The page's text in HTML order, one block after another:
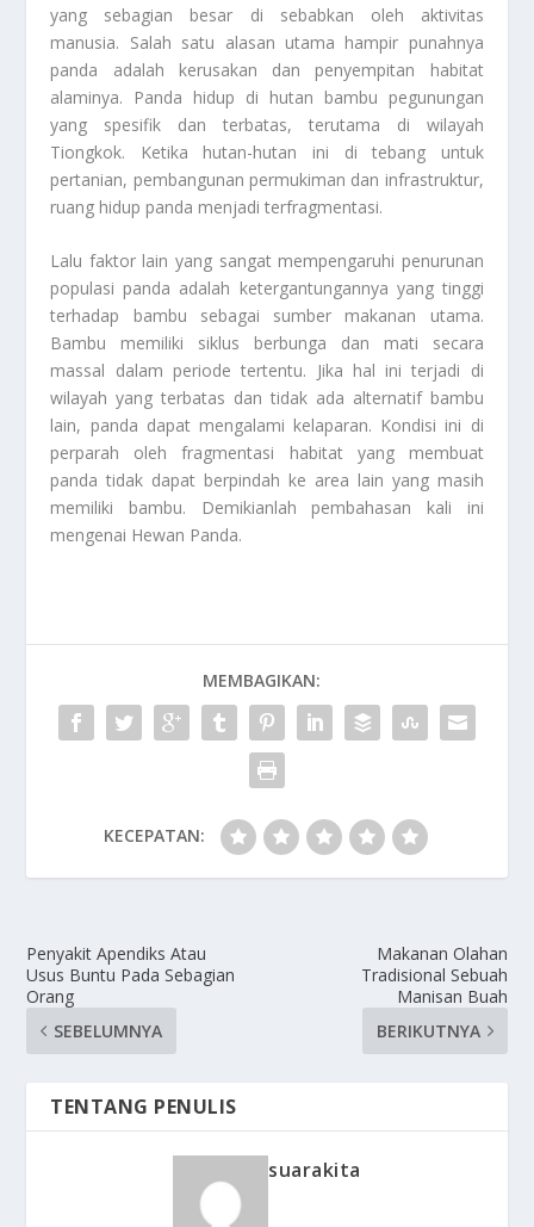
yang sebagian besar di sebabkan oleh aktivitas
manusia. Salah satu alasan utama hampir punahnya
panda adalah kerusakan dan penyempitan habitat
alaminya. Panda hidup di hutan bambu pegunungan
yang spesifik dan terbatas, terutama di wilayah
Tiongkok. Ketika hutan-hutan ini di tebang untuk
pertanian, pembangunan permukiman dan infrastruktur,
ruang hidup panda menjadi terfragmentasi.
Lalu faktor lain yang sangat mempengaruhi penurunan
populasi panda adalah ketergantungannya yang tinggi
terhadap bambu sebagai sumber makanan utama.
Bambu memiliki siklus berbunga dan mati secara
massal dalam periode tertentu. Jika hal ini terjadi di
wilayah yang terbatas dan tidak ada alternatif bambu
lain, panda dapat mengalami kelaparan. Kondisi ini di
perparah oleh fragmentasi habitat yang membuat
panda tidak dapat berpindah ke area lain yang masih
memiliki bambu. Demikianlah pembahasan kali ini
mengenai Hewan Panda.
MEMBAGIKAN:
KECEPATAN:
Penyakit Apendiks Atau
Usus Buntu Pada Sebagian
Orang
SEBELUMNYA
Makanan Olahan
Tradisional Sebuah
Manisan Buah
BERIKUTNYA
TENTANG PENULIS
suarakita